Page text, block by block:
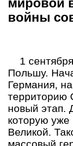
мировой
войны
1 сентября
Польшу.
Германия,
территорию
новый этап.
которую уже
Великой.
массовый